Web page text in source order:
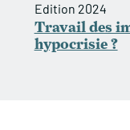
Edition 2024
Travail des
hypocrisie ?